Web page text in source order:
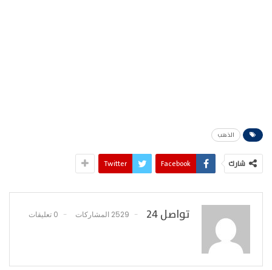
الذهب
شارك Facebook
Twitter
تواصل 24 2529 المشاركات 0 تعليقات